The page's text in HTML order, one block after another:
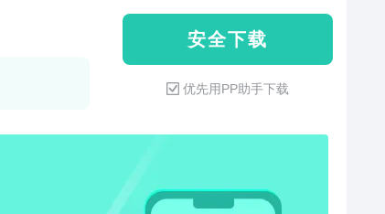
安 全 下 载
优先用PP助手下载